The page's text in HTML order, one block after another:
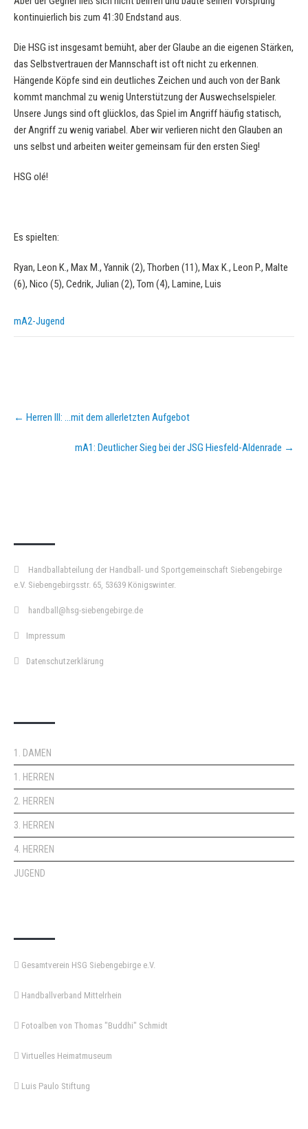
kontinuierlich bis zum 41:30 Endstand aus.
Die HSG ist insgesamt bemüht, aber der Glaube an die eigenen Stärken,
das Selbstvertrauen der Mannschaft ist oft nicht zu erkennen.
Hängende Köpfe sind ein deutliches Zeichen und auch von der Bank
kommt manchmal zu wenig Unterstützung der Auswechselspieler.
Unsere Jungs sind oft glücklos, das Spiel im Angriff häufig statisch,
der Angriff zu wenig variabel. Aber wir verlieren nicht den Glauben an
uns selbst und arbeiten weiter gemeinsam für den ersten Sieg!
HSG olé!
Es spielten:
Ryan, Leon K., Max M., Yannik (2), Thorben (11), Max K., Leon P., Malte
(6), Nico (5), Cedrik, Julian (2), Tom (4), Lamine, Luis
mA2-Jugend
Post
navigation
← Herren III: …mit dem allerletzten Aufgebot
mA1: Deutlicher Sieg bei der JSG Hiesfeld-Aldenrade →
Handballabteilung der Handball- und Sportgemeinschaft Siebengebirge
e.V. Siebengebirgsstr. 65, 53639 Königswinter.
handball@hsg-siebengebirge.de
Impressum
Datenschutzerklärung
1. DAMEN
1. HERREN
2. HERREN
3. HERREN
4. HERREN
JUGEND
Gesamtverein HSG Siebengebirge e.V.
Handballverband Mittelrhein
Fotoalben von Thomas "Buddhi" Schmidt
Virtuelles Heimatmuseum
Luis Paulo Stiftung